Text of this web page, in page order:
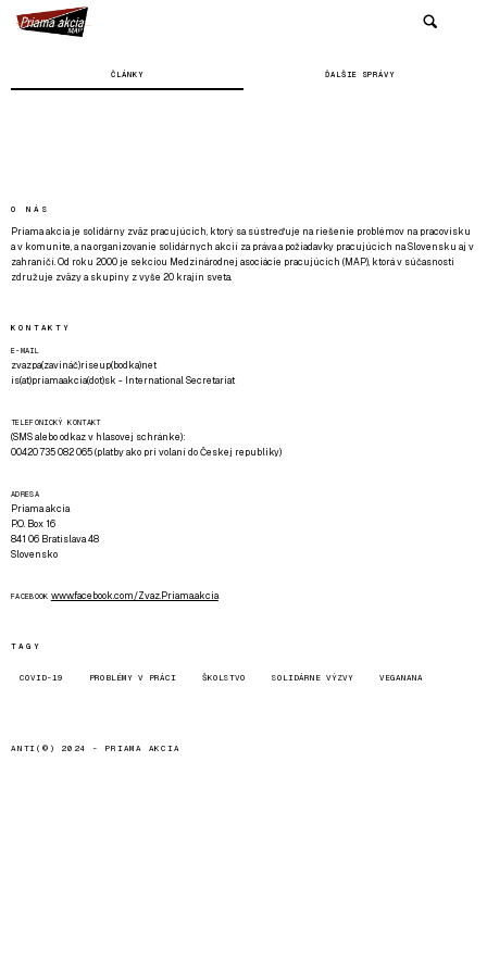
ČLÁNKY ĎALŠIE SPRÁVY
O NÁS
Priama akcia je solidárny zväz pracujúcich, ktorý sa sústreďuje na riešenie problémov na pracovisku
a v komunite, a na organizovanie solidárnych akcií za práva a požiadavky pracujúcich na Slovensku aj v
zahraničí. Od roku 2000 je sekciou Medzinárodnej asociácie pracujúcich (MAP), ktorá v súčasnosti
združuje zväzy a skupiny z vyše 20 krajín sveta.
KONTAKTY
E-MAIL
zvazpa(zavináč)riseup(bodka)net
is(at)priamaakcia(dot)sk - International Secretariat
TELEFONICKÝ KONTAKT
(SMS alebo odkaz v hlasovej schránke):
00420 735 082 065 (platby ako pri volaní do Českej republiky)
ADRESA
Priama akcia
P.O. Box 16
841 06 Bratislava 48
Slovensko
FACEBOOK www.facebook.com/Zvaz.Priama.akcia
TAGY
COVID-19 PROBLÉMY V PRÁCI ŠKOLSTVO SOLIDÁRNE VÝZVY VEGANANA
ANTI(©) 2024 - PRIAMA AKCIA